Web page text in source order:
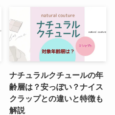
ナチュラルクチュールの年
齢層は？安っぽい？ナイス
クラップとの違いと特徴も
解説